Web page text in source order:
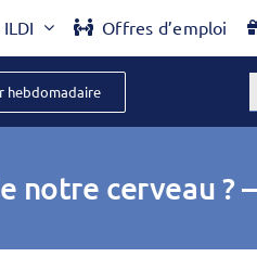
Offres d’emploi
hebdomadaire
notre cerveau ?